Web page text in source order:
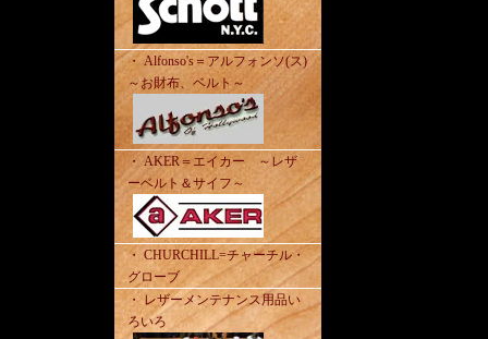
・ Alfonso's＝アルフォンソ(ス)
～お財布、ベルト～
・ AKER＝エイカー ～レザ
ーベルト＆サイフ～
・ CHURCHILL=チャーチル・
グローブ
・ レザーメンテナンス用品い
ろいろ